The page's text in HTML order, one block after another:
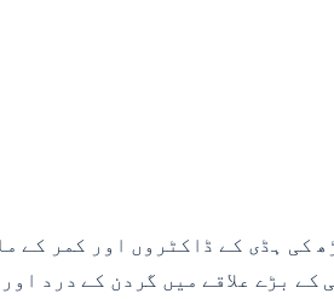
کی ہڈی کے ڈاکٹروں اور کمر کے
کے بڑے علاقے میں گردن کے درد